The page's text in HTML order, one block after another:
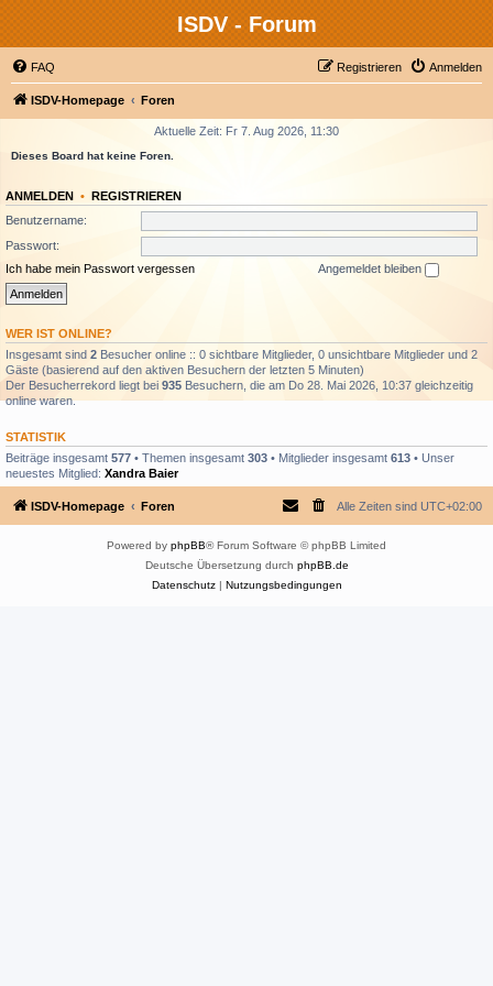
ISDV - Forum
FAQ Anmelden
Registrieren
ISDV-Homepage Foren
Aktuelle Zeit: Fr 7. Aug 2026, 11:30
Dieses Board hat keine Foren.
ANMELDEN • REGISTRIEREN
Benutzername:
Passwort:
Ich habe mein Passwort vergessen
Angemeldet bleiben
WER IST ONLINE?
Insgesamt sind 2 Besucher online :: 0 sichtbare Mitglieder, 0 unsichtbare Mitglieder und 2
Gäste (basierend auf den aktiven Besuchern der letzten 5 Minuten)
Der Besucherrekord liegt bei 935 Besuchern, die am Do 28. Mai 2026, 10:37 gleichzeitig
online waren.
STATISTIK
Beiträge insgesamt 577 • Themen insgesamt 303 • Mitglieder insgesamt 613 • Unser
neuestes Mitglied: Xandra Baier
ISDV-Homepage Foren Alle Zeiten sind UTC+02:00
Powered by phpBB® Forum Software © phpBB Limited
Deutsche Übersetzung durch phpBB.de
Datenschutz| Nutzungsbedingungen